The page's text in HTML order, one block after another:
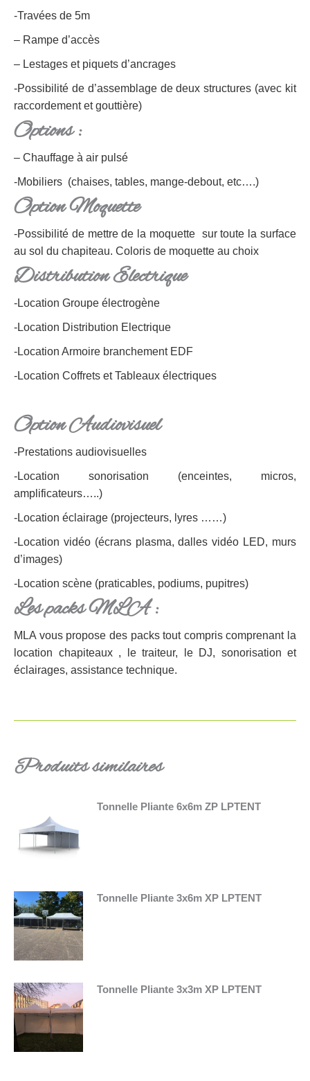
-Travées de 5m
– Rampe d’accès
– Lestages et piquets d’ancrages
-Possibilité de d’assemblage de deux structures (avec kit
raccordement et gouttière)
Options :
– Chauffage à air pulsé
-Mobiliers (chaises, tables, mange-debout, etc….)
Option Moquette
-Possibilité de mettre de la moquette sur toute la surface
au sol du chapiteau. Coloris de moquette au choix
Distribution Electrique
-Location Groupe électrogène
-Location Distribution Electrique
-Location Armoire branchement EDF
-Location Coffrets et Tableaux électriques
Option Audiovisuel
-Prestations audiovisuelles
-Location sonorisation (enceintes, micros,
amplificateurs…..)
-Location éclairage (projecteurs, lyres ……)
-Location vidéo (écrans plasma, dalles vidéo LED, murs
d’images)
-Location scène (praticables, podiums, pupitres)
Les packs MLA :
MLA vous propose des packs tout compris comprenant la
location chapiteaux , le traiteur, le DJ, sonorisation et
éclairages, assistance technique.
Produits similaires
Tonnelle Pliante 6x6m ZP LPTENT
Tonnelle Pliante 3x6m XP LPTENT
Tonnelle Pliante 3x3m XP LPTENT